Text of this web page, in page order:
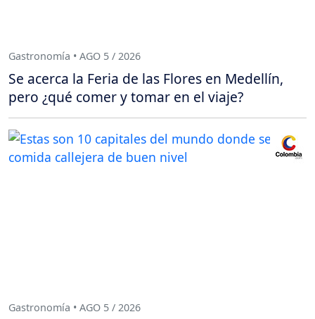
Gastronomía • AGO 5 / 2026
Se acerca la Feria de las Flores en Medellín,
pero ¿qué comer y tomar en el viaje?
Gastronomía • AGO 5 / 2026